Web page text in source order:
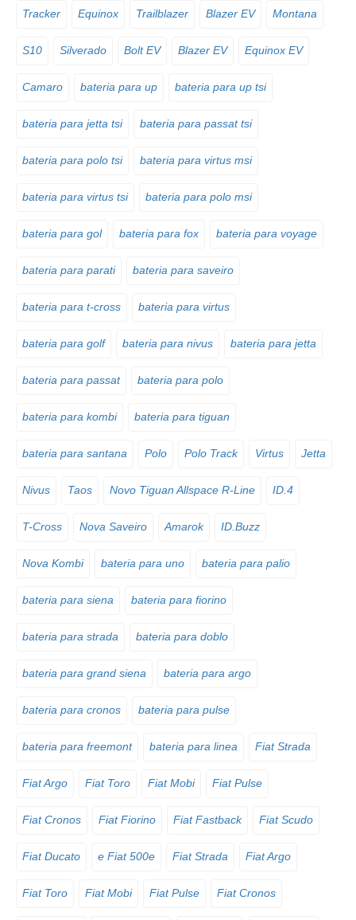
Tracker Equinox Trailblazer Blazer EV Montana
S10 Silverado Bolt EV Blazer EV Equinox EV
Camaro bateria para up bateria para up tsi
bateria para jetta tsi bateria para passat tsi
bateria para polo tsi bateria para virtus msi
bateria para virtus tsi bateria para polo msi
bateria para gol bateria para fox bateria para voyage
bateria para parati bateria para saveiro
bateria para t-cross bateria para virtus
bateria para golf bateria para nivus bateria para jetta
bateria para passat bateria para polo
bateria para kombi bateria para tiguan
bateria para santana Polo Polo Track Virtus Jetta
Nivus Taos Novo Tiguan Allspace R-Line ID.4
T-Cross Nova Saveiro Amarok ID.Buzz
Nova Kombi bateria para uno bateria para palio
bateria para siena bateria para fiorino
bateria para strada bateria para doblo
bateria para grand siena bateria para argo
bateria para cronos bateria para pulse
bateria para freemont bateria para linea Fiat Strada
Fiat Argo Fiat Toro Fiat Mobi Fiat Pulse
Fiat Cronos Fiat Fiorino Fiat Fastback Fiat Scudo
Fiat Ducato e Fiat 500e Fiat Strada Fiat Argo
Fiat Toro Fiat Mobi Fiat Pulse Fiat Cronos